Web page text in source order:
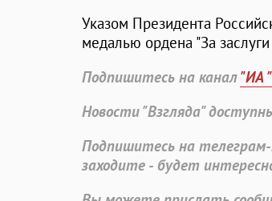
Указом Президента
медалью ордена "За
Подпишитесь на канал"ИА
Новости "Взгляда"
Подпишитесь на
заходите - будет